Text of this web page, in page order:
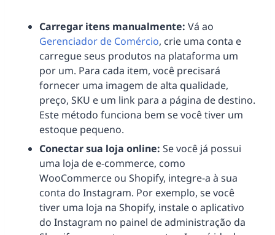
Carregar itens manualmente: Vá ao
Gerenciador de Comércio, crie uma conta e
carregue seus produtos na plataforma um
por um. Para cada item, você precisará
fornecer uma imagem de alta qualidade,
preço, SKU e um link para a página de destino.
Este método funciona bem se você tiver um
estoque pequeno.
Conectar sua loja online: Se você já possui
uma loja de e-commerce, como
WooCommerce ou Shopify, integre-a à sua
conta do Instagram. Por exemplo, se você
tiver uma loja na Shopify, instale o aplicativo
do Instagram no painel de administração da